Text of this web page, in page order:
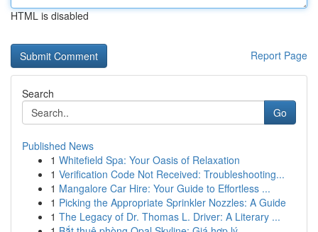
HTML is disabled
Report Page
Search
Go
Published News
1 Whitefield Spa: Your Oasis of Relaxation
1 Verification Code Not Received: Troubleshooting...
1 Mangalore Car Hire: Your Guide to Effortless ...
1 Picking the Appropriate Sprinkler Nozzles: A Guide
1 The Legacy of Dr. Thomas L. Driver: A Literary ...